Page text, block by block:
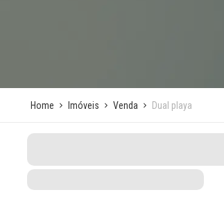
Home Imóveis Venda Dual playa